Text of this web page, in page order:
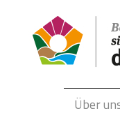
Über